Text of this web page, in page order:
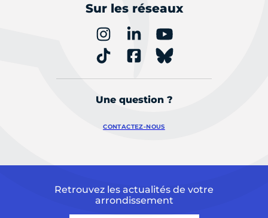
Sur les réseaux
Une question ?
CONTACTEZ-NOUS
Retrouvez les actualités de votre
arrondissement